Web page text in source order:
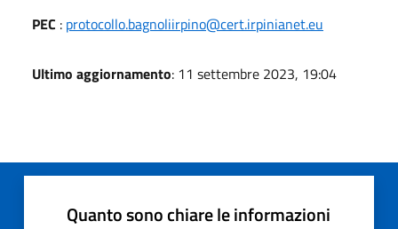
PEC : protocollo.bagnoliirpino@cert.irpinianet.eu
Ultimo aggiornamento: 11 settembre 2023, 19:04
Quanto sono chiare le informazioni